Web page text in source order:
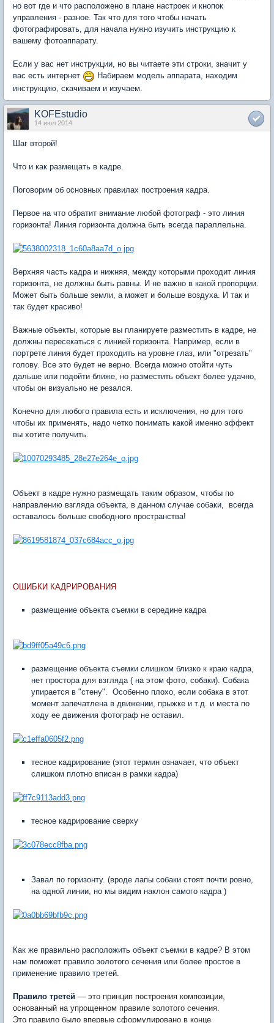
но вот где и что расположено в плане настроек и кнопок
управления - разное. Так что для того чтобы начать
фотографировать, для начала нужно изучить инструкцию к
вашему фотоаппарату.
Если у вас нет инструкции, но вы читаете эти строки, значит у
вас есть интернет
Набираем модель аппарата, находим
инструкцию, скачиваем и изучаем.
KOFEstudio
14 июл 2014
Шаг второй!
Что и как размещать в кадре.
Поговорим об основных правилах построения кадра.
Первое на что обратит внимание любой фотограф - это линия
горизонта! Линия горизонта должна быть всегда параллельна.
Верхняя часть кадра и нижняя, между которыми проходит линия
горизонта, не должны быть равны. И не важно в какой пропорции.
Может быть больше земли, а может и больше воздуха. И так и
так будет красиво!
Важные объекты, которые вы планируете разместить в кадре, не
должны пересекаться с линией горизонта. Например, если в
портрете линия будет проходить на уровне глаз, или "отрезать"
голову. Все это будет не верно. Всегда можно отойти чуть
дальше или подойти ближе, но разместить объект более удачно,
чтобы он визуально не резался.
Конечно для любого правила есть и исключения, но для того
чтобы их применять, надо четко понимать какой именно эффект
вы хотите получить.
Объект в кадре нужно размещать таким образом, чтобы по
направлению взгляда объекта, в данном случае собаки, всегда
оставалось больше свободного пространства!
ОШИБКИ КАДРИРОВАНИЯ
размещение объекта съемки в середине кадра
размещение объекта съемки слишком близко к краю кадра,
нет простора для взгляда ( на этом фото, собаки). Собака
упирается в "стену". Особенно плохо, если собака в этот
момент запечатлена в движении, прыжке и т.д. и места по
ходу ее движения фотограф не оставил.
тесное кадрирование (этот термин означает, что объект
слишком плотно вписан в рамки кадра)
тесное кадрирование сверху
Завал по горизонту. (вроде лапы собаки стоят почти ровно,
на одной линии, но мы видим наклон самого кадра )
Как же правильно расположить объект съемки в кадре? В этом
нам поможет правило золотого сечения или более простое в
применение правило третей.
Правило третей — это принцип построения композиции,
основанный на упрощенном правиле золотого сечения.
Это правило было впервые сформулировано в конце